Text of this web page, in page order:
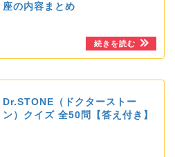
座の内容まとめ
Dr.STONE（ドクターストー
ン）クイズ 全50問【答え付き】